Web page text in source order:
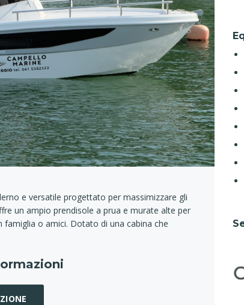
e versatile progettato per massimizzare gli
un ampio prendisole a prua e murate alte per
famiglia o amici. Dotato di una cabina che